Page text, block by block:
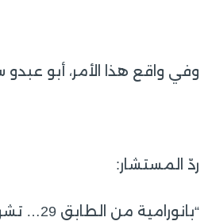
وفي واقع هذا الأمر، أبو عبدو
ردّ المستشار: